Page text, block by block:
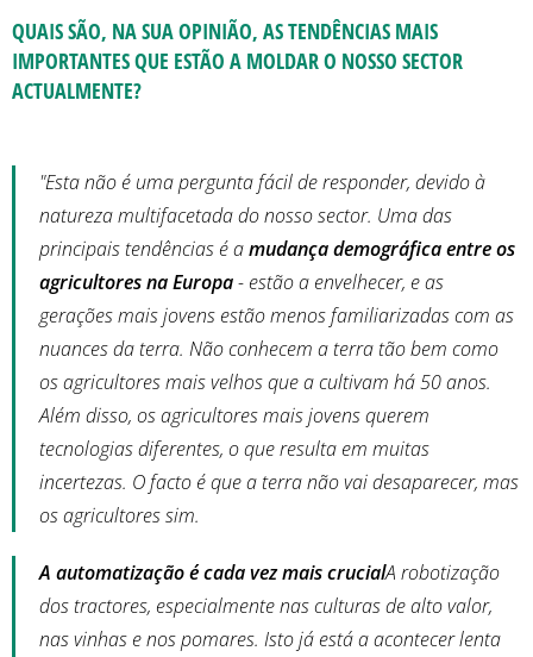
QUAIS SÃO, NA SUA OPINIÃO, AS TENDÊNCIAS MAIS
IMPORTANTES QUE ESTÃO A MOLDAR O NOSSO SECTOR
ACTUALMENTE?
"Esta não é uma pergunta fácil de responder, devido à
natureza multifacetada do nosso sector. Uma das
principais tendências é amudança demográfica entre os
agricultores na Europa- estão a envelhecer, e as
gerações mais jovens estão menos familiarizadas com as
nuances da terra. Não conhecem a terra tão bem como
os agricultores mais velhos que a cultivam há 50 anos.
Além disso, os agricultores mais jovens querem
tecnologias diferentes, o que resulta em muitas
incertezas. O facto é que a terra não vai desaparecer, mas
os agricultores sim.
A automatização é cada vez mais crucialA robotização
dos tractores, especialmente nas culturas de alto valor,
nas vinhas e nos pomares. Isto já está a acontecer lenta